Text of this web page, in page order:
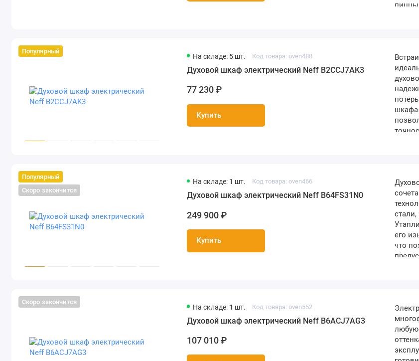
Популярный
На складе: 5 шт. Код товара: oven488
Духовой шкаф электрический Neff B2CCJ7AK3
77 230 ₽
Купить
шкафа
Популярный
Скоро закончится
На складе: 1 шт. Код товара: oven466
Духовой шкаф электрический Neff B64FS31N0
249 900 ₽
Купить
его
что
Скоро закончится
На складе: 1 шт. Код товара: oven552
Духовой шкаф электрический Neff B6ACJ7AG3
107 010 ₽
любую